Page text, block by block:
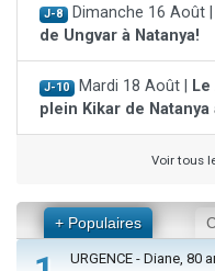
J-8 Dimanche 16 Août |
de Ungvar à Natanya!
J-10 Mardi 18 Août |
plein Kikar de Natanya
Voir tous
+ Populaires
URGENCE - Diane, 80